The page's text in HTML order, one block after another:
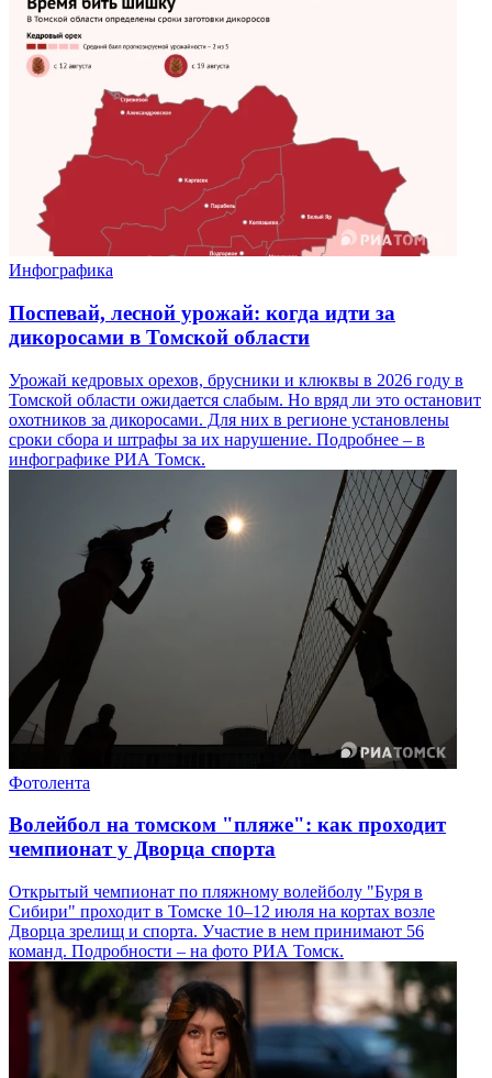
Инфографика
Поспевай, лесной урожай: когда идти за
дикоросами в Томской области
Урожай кедровых орехов, брусники и клюквы в 2026 году в
Томской области ожидается слабым. Но вряд ли это остановит
охотников за дикоросами. Для них в регионе установлены
сроки сбора и штрафы за их нарушение. Подробнее – в
инфографике РИА Томск.
Фотолента
Волейбол на томском "пляже": как проходит
чемпионат у Дворца спорта
Открытый чемпионат по пляжному волейболу "Буря в
Сибири" проходит в Томске 10–12 июля на кортах возле
Дворца зрелищ и спорта. Участие в нем принимают 56
команд. Подробности – на фото РИА Томск.